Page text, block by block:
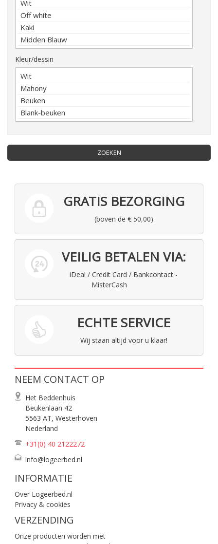
Kleur/dessin
ZOEKEN
GRATIS BEZORGING
(boven de € 50,00)
VEILIG BETALEN VIA:
iDeal / Credit Card / Bankcontact -
MisterCash
ECHTE SERVICE
Wij staan altijd voor u klaar!
NEEM CONTACT OP
Het Beddenhuis
Beukenlaan 42
5563 AT, Westerhoven
Nederland
+31(0) 40 2122272
info@logeerbed.nl
INFORMATIE
Over Logeerbed.nl
Privacy & cookies
VERZENDING
Onze producten worden met